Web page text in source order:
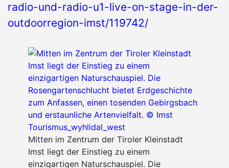
radio-und-radio-u1-live-on-stage-in-der-
outdoorregion-imst/119742/
Mitten im Zentrum der Tiroler Kleinstadt
Imst liegt der Einstieg zu einem
einzigartigen Naturschauspiel. Die